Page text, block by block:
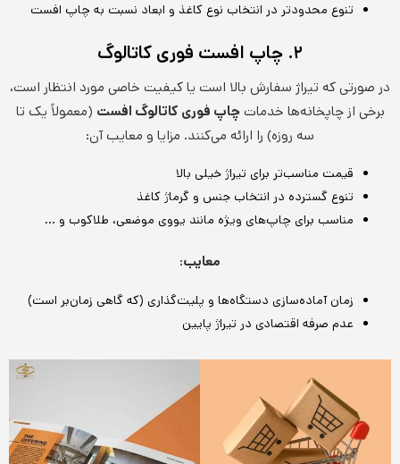
تنوع محدودتر در انتخاب نوع کاغذ و ابعاد نسبت به چاپ افست
۲. چاپ افست فوری کاتالوگ
در صورتی که تیراژ سفارش بالا است یا کیفیت خاصی مورد انتظار است،
برخی از چاپخانه‌ها خدماتچاپ فوری کاتالوگ افست (معمولاً یک تا
سه روزه) را ارائه می‌کنند. مزایا و معایب آن:
قیمت مناسب‌تر برای تیراژ خیلی بالا
تنوع گسترده در انتخاب جنس و گرماژ کاغذ
مناسب برای چاپ‌های ویژه مانند یووی موضعی، طلاکوب و …
معایب:
زمان آماده‌سازی دستگاه‌ها و پلیت‌گذاری (که گاهی زمان‌بر است)
عدم صرفه اقتصادی در تیراژ پایین